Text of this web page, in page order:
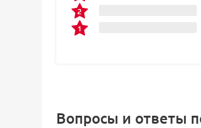
Вопросы и ответы